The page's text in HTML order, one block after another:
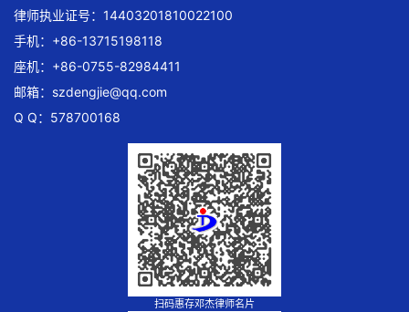
律师执业证号：14403201810022100
手机：+86-13715198118
座机：+86-0755-82984411
邮箱： szdengjie@qq.com
Q Q：578700168
扫码惠存邓杰律师名片